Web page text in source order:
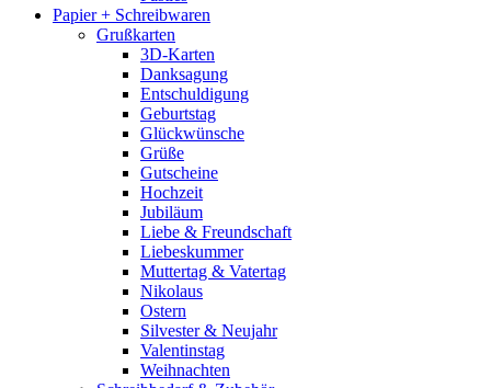
Papier + Schreibwaren
Grußkarten
3D-Karten
Danksagung
Entschuldigung
Geburtstag
Glückwünsche
Grüße
Gutscheine
Hochzeit
Jubiläum
Liebe & Freundschaft
Liebeskummer
Muttertag & Vatertag
Nikolaus
Ostern
Silvester & Neujahr
Valentinstag
Weihnachten